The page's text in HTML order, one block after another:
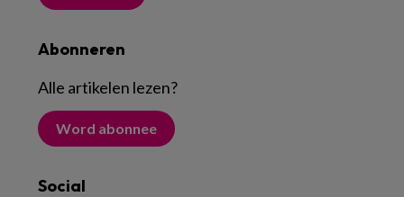
Abonneren
Alle artikelen lezen?
Word abonnee
Social